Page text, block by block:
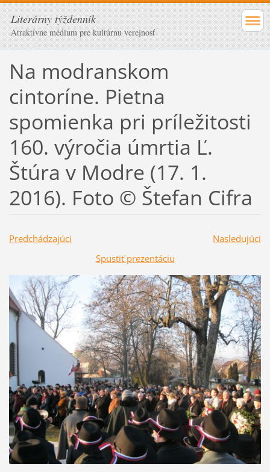
Literárny týždenník
Atraktívne médium pre kultúrnu verejnosť
Na modranskom
cintoríne. Pietna
spomienka pri príležitosti
160. výročia úmrtia Ľ.
Štúra v Modre (17. 1.
2016). Foto © Štefan Cifra
Predchádzajúci
Nasledujúci
Spustiť prezentáciu